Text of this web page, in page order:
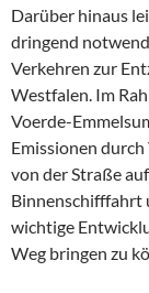
Darüber hinaus
dringend
Verkehren zur
Westfalen. Im
Voerde-
Emissionen
von der Straße
Binnenschifffahrt
wichtige
Weg bringen zu